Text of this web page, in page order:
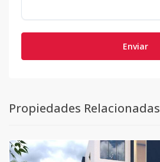
Enviar
Propiedades Relacionadas